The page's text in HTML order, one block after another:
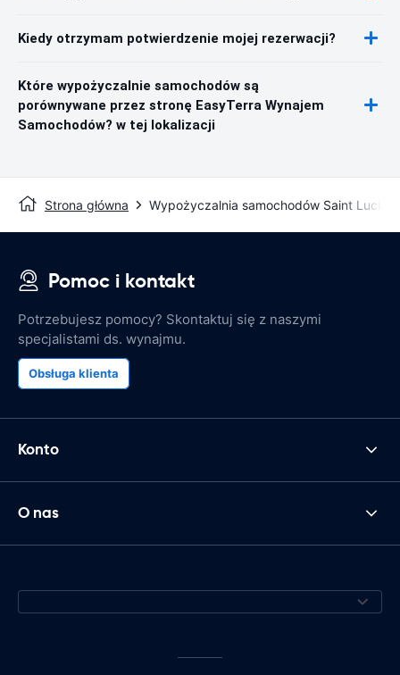
Kiedy otrzymam potwierdzenie mojej rezerwacji?
Które wypożyczalnie samochodów są
porównywane przez stronę EasyTerra Wynajem
Samochodów? w tej lokalizacji
Strona główna Wypożyczalnia samochodów Saint Lucia
Pomoc i kontakt
Potrzebujesz pomocy? Skontaktuj się z naszymi
specjalistami ds. wynajmu.
Obsługa klienta
Konto
O nas